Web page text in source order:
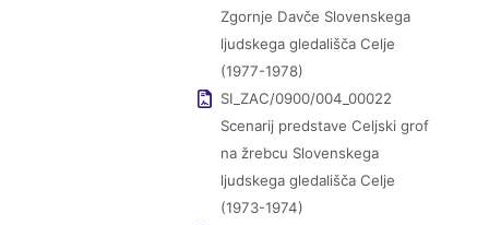
Zgornje Davče Slovenskega
ljudskega gledališča Celje
(1977-1978)
SI_ZAC/0900/004_00022
Scenarij predstave Celjski grof
na žrebcu Slovenskega
ljudskega gledališča Celje
(1973-1974)